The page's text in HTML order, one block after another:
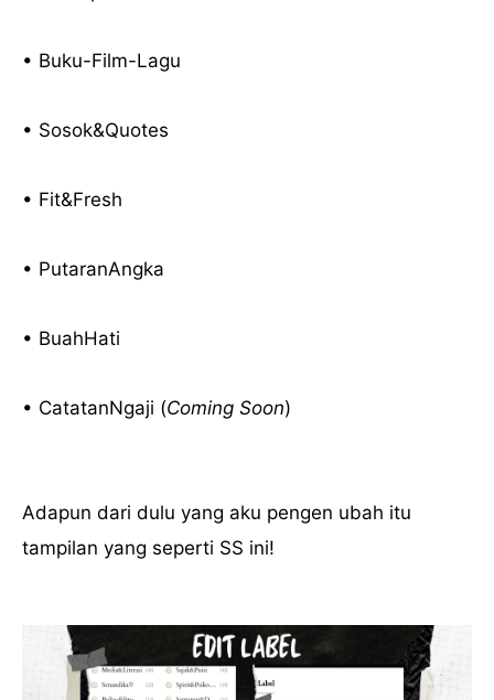
• Buku-Film-Lagu
• Sosok&Quotes
• Fit&Fresh
• PutaranAngka
• BuahHati
• CatatanNgaji (Coming Soon)
Adapun dari dulu yang aku pengen ubah itu
tampilan yang seperti SS ini!